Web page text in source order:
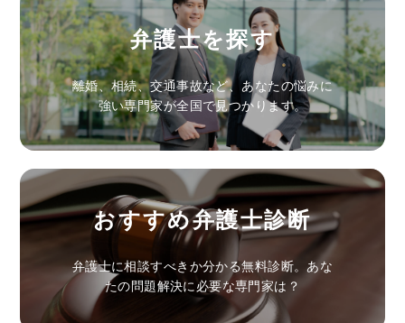
弁護士を探す
離婚、相続、交通事故など、あなたの悩みに
強い専門家が全国で見つかります。
おすすめ弁護士診断
弁護士に相談すべきか分かる無料診断。あな
たの問題解決に必要な専門家は？